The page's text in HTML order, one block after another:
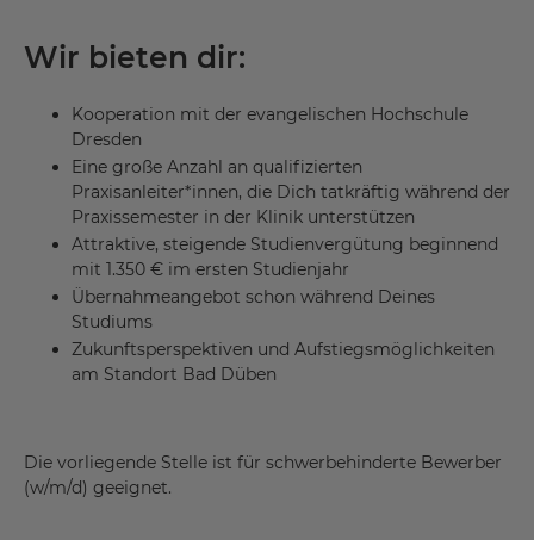
Wir bieten dir:
Kooperation mit der evangelischen Hochschule
Dresden
Eine große Anzahl an qualifizierten
Praxisanleiter*innen, die Dich tatkräftig während der
Praxissemester in der Klinik unterstützen
Attraktive, steigende Studienvergütung beginnend
mit 1.350 € im ersten Studienjahr
Übernahmeangebot schon während Deines
Studiums
Zukunftsperspektiven und Aufstiegsmöglichkeiten
am Standort Bad Düben
Die vorliegende Stelle ist für schwerbehinderte Bewerber
(w/m/d) geeignet.